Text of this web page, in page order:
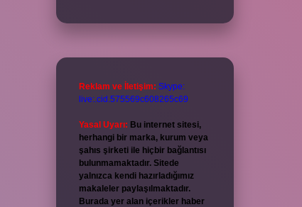
Reklam ve İletişim: Skype:
live:.cid.575569c608265c69
Yasal Uyarı: Bu internet sitesi,
herhangi bir marka, kurum veya
şahıs şirketi ile hiçbir bağlantısı
bulunmamaktadır. Sitede
yalnızca kendi hazırladığımız
makaleler paylaşılmaktadır.
Burada yer alan içerikler haber